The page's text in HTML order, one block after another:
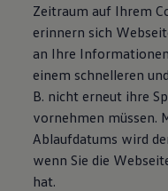
Zeitraum auf Ihrem
erinnern sich
an Ihre
einem schnelleren
B. nicht erneut ihre
vornehmen müssen.
Ablaufdatums wird
wenn Sie die
hat.